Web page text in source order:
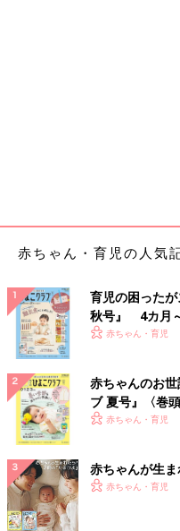
赤ちゃん・育児の人気
育児の困った
秋号』 4カ月
いっぱい！
赤ちゃん・育児
赤ちゃんのお
ブ 夏号』〈巻
く！ おっぱい
赤ちゃん・育児
赤ちゃんが生ま
赤ちゃん・育児